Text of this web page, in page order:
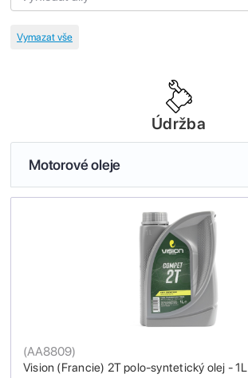
Údržba
Motorové oleje
Vision (Francie) 2T polo-syntetický olej - 1L
(AA8809)